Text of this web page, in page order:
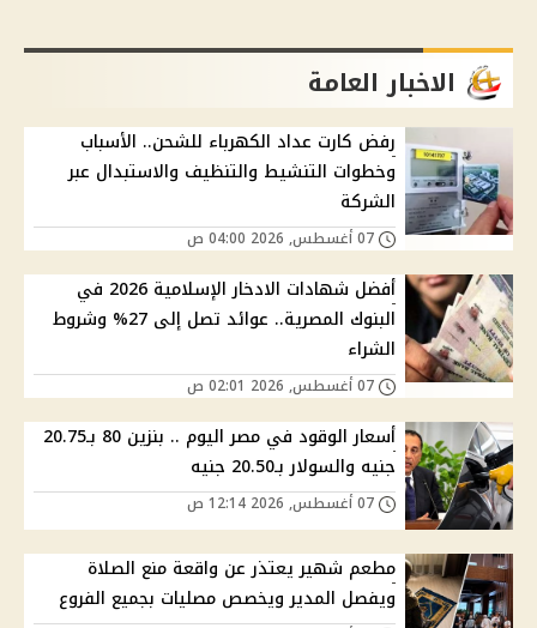
الاخبار العامة
رفض كارت عداد الكهرباء للشحن.. الأسباب
وخطوات التنشيط والتنظيف والاستبدال عبر
الشركة
أفضل شهادات الادخار الإسلامية 2026 في
البنوك المصرية.. عوائد تصل إلى 27% وشروط
الشراء
أسعار الوقود في مصر اليوم .. بنزين 80 بـ20.75
جنيه والسولار بـ20.50 جنيه
مطعم شهير يعتذر عن واقعة منع الصلاة
ويفصل المدير ويخصص مصليات بجميع الفروع